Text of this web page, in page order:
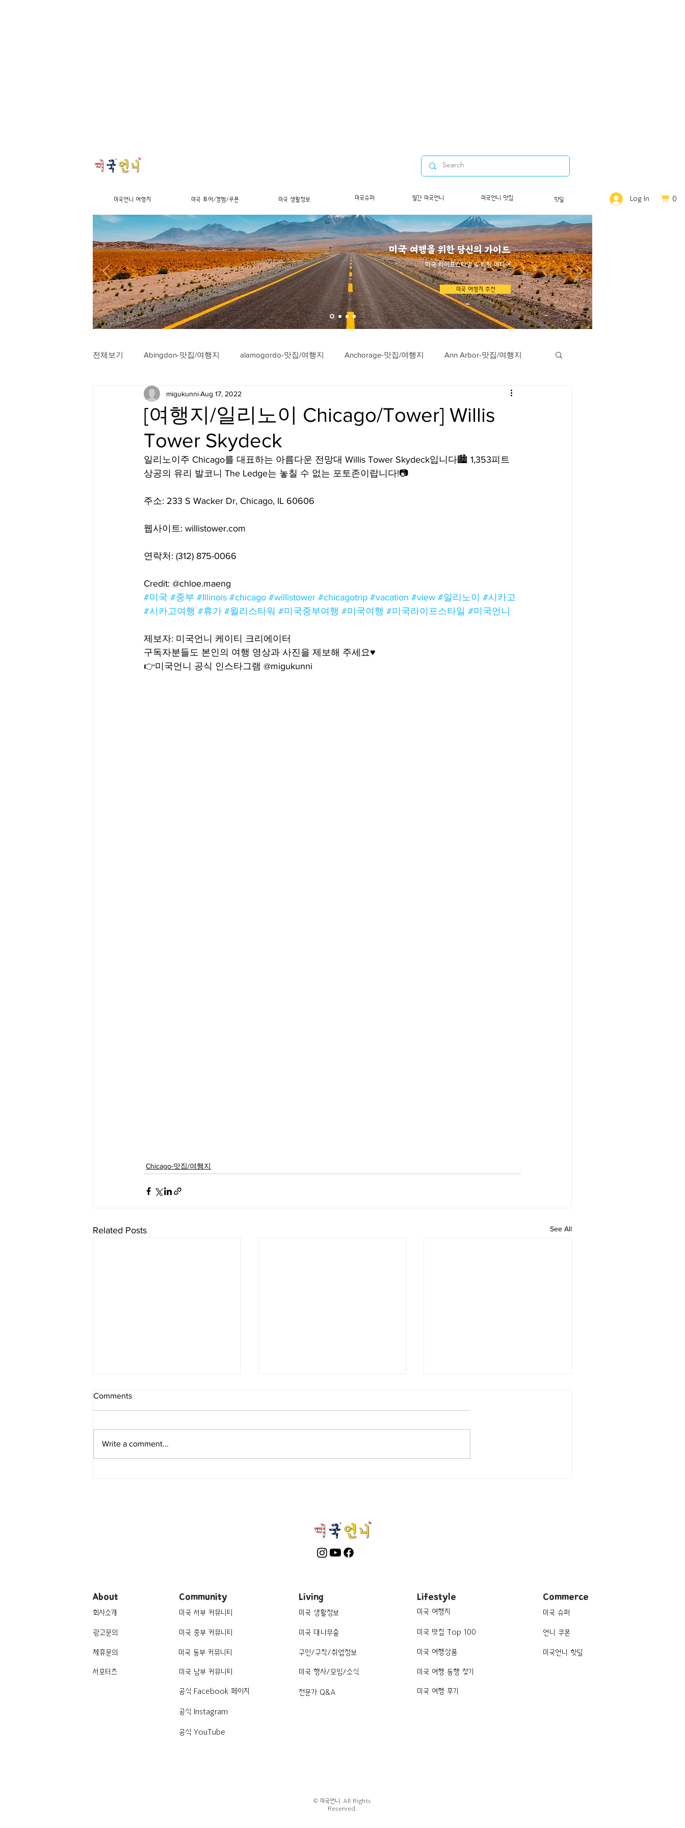
미국 여행을 위한 당신의 가이드
​미국 라이프스타일 & 리빙 미디어
미국 여행지 추천
전체보기 Abingdon-맛집/여행지 alamogordo-맛집/여행지 Anchorage-맛집/여행지 Ann Arbor-맛집/여행지
Arlington-맛집/여행지 Arlington-맛집/여행지 Austin-맛집/여행지
Badlands-맛집/여행지 Baltimore-맛집/여행지
Big Bend-맛집/여행지 Bloomfield-맛집/여행지 Bloomington-맛집/여행지
Bronx-맛집/여행지 Bryce Canyon-맛집/여행지
Cambridge-맛집/여행지 Campton-맛집/여행지 Campton-맛집/여행지 Cascade Locks-맛집/여행지
Centerport-맛집/여행지
[여행지/일리노이 Chicago/Tower] Willis
Tower Skydeck
migukunniAug 17, 2022
일리노이주 Chicago를 대표하는 아름다운 전망대 Willis Tower Skydeck입니다🏙 1,353피트
상공의 유리 발코니 The Ledge는 놓칠 수 없는 포토존이랍니다!📷
주소: 233 S Wacker Dr, Chicago, IL 60606
웹사이트: willistower.com
연락처: (312) 875-0066
Credit: @chloe.maeng
#미국 #중부 #Illinois #chicago #willistower #chicagotrip #vacation #view #일리노이
#시카고
#시카고여행 #휴가 #윌리스타워 #미국중부여행 #미국여행 #미국라이프스타일 #미국언니
제보자: 미국언니 케이티 크리에이터
구독자분들도 본인의 여행 영상과 사진을 제보해 주세요♥️
👉미국언니 공식 인스타그램 @migukunni
Chicago-맛집/여행지
Related Posts See All
Comments
Write a comment...
미국언니 여행지 미국 투어/경험/쿠폰 미국 생활정보 미국슈퍼 월간 미국언니 미국언니 맛집 핫딜 Log In 0
About
회사소개
광고문의
제휴문의
서포터즈
Community
미국 서부 커뮤니티
미국 중부 커뮤니티
미국 동부 커뮤니티
미국 남부 커뮤니티
공식 Facebook 페이지
공식 Instagram
공식 YouTube
Living
미국 생활정보
미국 대나무숲
구인/구직/취업정보
미국 행사/모임/소식
전문가 Q&A
Lifestyle
미국 여행지
미국 맛집 Top 100
미국 여행상품
미국 여행 동행 찾기
미국 여행 후기
Commerce
미국 슈퍼
언니 쿠폰
미국언니 핫딜
© 미국언니. All Rights
Reserved.